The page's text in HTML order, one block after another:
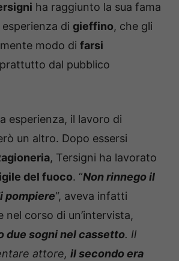
ha raggiunto la sua fama
di gieffino, che gli
modo di farsi
dal pubblico
esperienza, il lavoro di
un altro. Dopo essersi
, Tersigni ha lavorato
del fuoco. “Non rinnego il
pompiere“, aveva infatti
nel corso di un’intervista,
due sogni nel cassetto. Il
attore, il secondo era